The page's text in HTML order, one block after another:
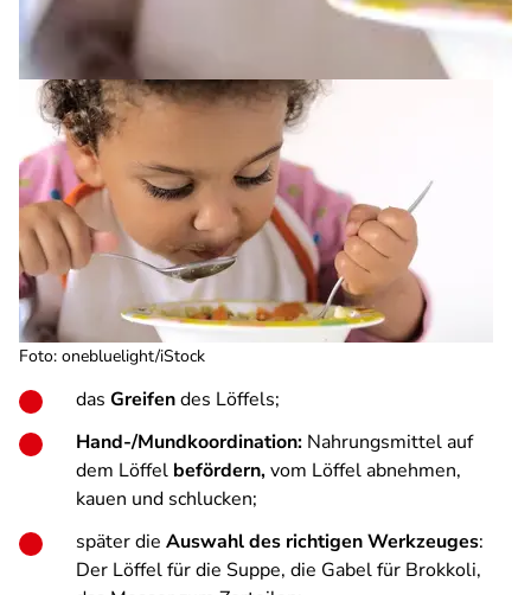
Foto: onebluelight/iStock
das Greifendes Löffels;
Hand-/Mundkoordination: Nahrungsmittel auf
dem Löffel befördern,vom Löffel abnehmen,
kauen und schlucken;
später die Auswahl des richtigen Werkzeuges:
Der Löffel für die Suppe, die Gabel für Brokkoli,